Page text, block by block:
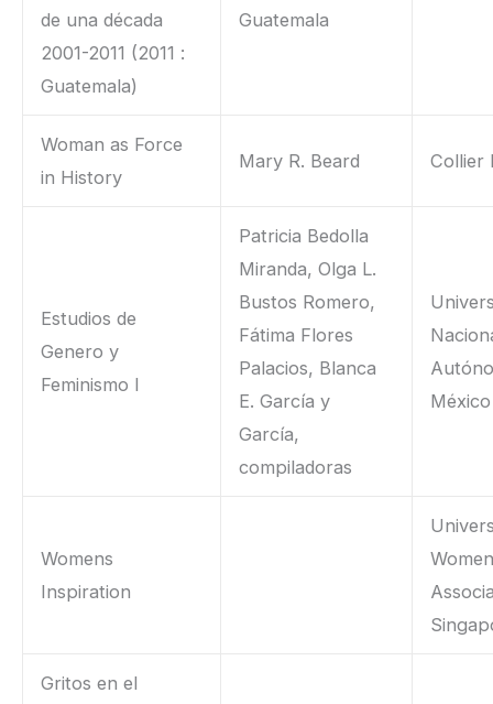
de una década
2001-2011 (2011 :
Guatemala)
Guatemala
Woman as Force
in History
Mary R. Beard Collier
Estudios de
Genero y
Feminismo I
Patricia Bedolla
Miranda, Olga L.
Bustos Romero,
Fátima Flores
Palacios, Blanca
E. García y
García,
compiladoras
México
Womens
Inspiration
Gritos en el